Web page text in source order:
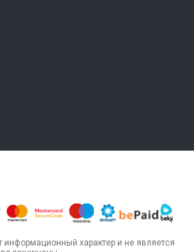
информационный характер и не является